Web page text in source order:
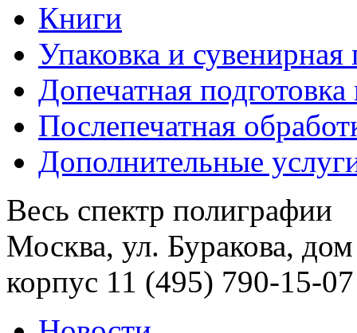
Книги
Упаковка и
Допечатная подготовка
Послепечатная
Дополнительные
Весь спектр полиграфии
Москва, ул. Буракова,
корпус 11 (495) 790-15-07